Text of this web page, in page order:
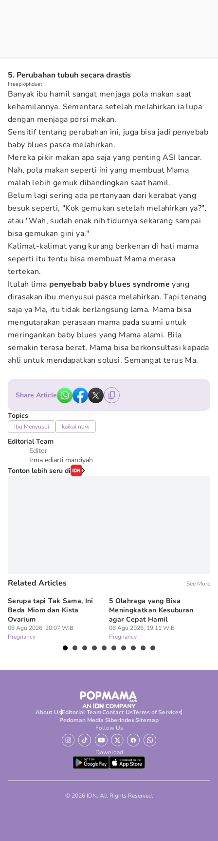
5. Perubahan tubuh secara drastis
Freepik/phduet
Banyak ibu hamil sangat menjaga pola makan saat
kehamilannya. Sementara setelah melahirkan ia lupa
dengan menjaga porsi makan.
Sensitif tentang perubahan ini, juga bisa jadi penyebab
baby blues pasca melahirkan.
Mereka pikir makan apa saja yang penting ASI lancar.
Nah, pola makan seperti ini yang membuat Mama
malah lebih gemuk dibandingkan saat hamil.
Belum lagi sering ada pertanyaan dari kerabat yang
besuk seperti, "Kok gemukan setelah melahirkan ya?",
atau "Wah, sudah enak nih tidurnya sekarang sampai
bisa gemukan gini ya."
Kalimat-kalimat yang kurang berkenan di hati mama
seperti itu tentu bisa membuat Mama merasa
tertekan.
Itulah lima penyebab baby blues syndrome yang
dirasakan ibu menyusui pasca melahirkan. Tapi tenang
saja ya Ma, itu tidak berlangsung lama. Mama bisa
mengutarakan perasaan mama pada suami untuk
meringankan baby blues yang Mama alami. Bila
semakin terasa berat, Mama bisa berkonsultasi kepada
ahli untuk mendapatkan solusi. Semangat terus Ma.
Share Article
Topics
Ibu Menyusui kaikai now
Editorial Team
Editor
Irma ediarti mardiyah
Tonton lebih seru di
Related Articles See More
Serupa tapi Tak Sama, Ini
Beda Miom dan Kista
Ovarium
08 Agu 2026, 20:07 WIB
Pregnancy
5 Olahraga yang Bisa
Meningkatkan Kesuburan
agar Cepat Hamil
08 Agu 2026, 19:11 WIB
Pregnancy
About UsEditorial TeamContact UsTerms of Services
Pedoman Media SiberIndexSitemap
Follow Us
Download
© 2026 IDN. All Rights Reserved.